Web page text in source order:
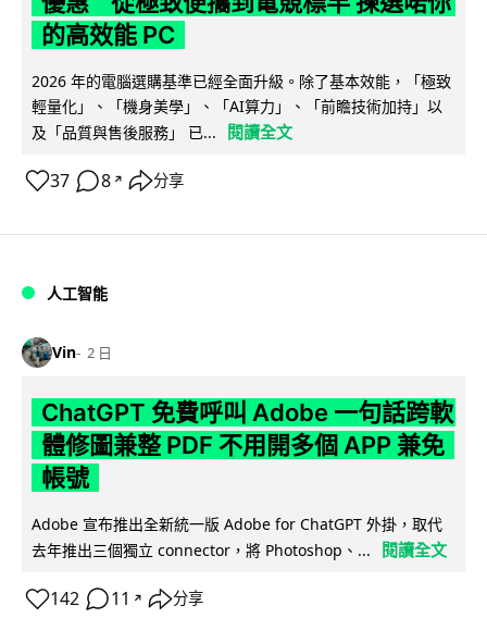
的高效能 PC
2026 年的電腦選購基準已經全面升級。除了基本效能，「極致
輕量化」、「機身美學」、「AI算力」、「前瞻技術加持」以
及「品質與售後服務」 已...
閱讀全文
37 8 ↗ 分享
人工智能
Vin 2 日
ChatGPT 免費呼叫 Adobe 一句話跨軟
體修圖兼整 PDF 不用開多個 APP 兼免
帳號
Adobe 宣布推出全新統一版 Adobe for ChatGPT 外掛，取代
去年推出三個獨立 connector，將 Photoshop、...
閱讀全文
142 11 ↗ 分享